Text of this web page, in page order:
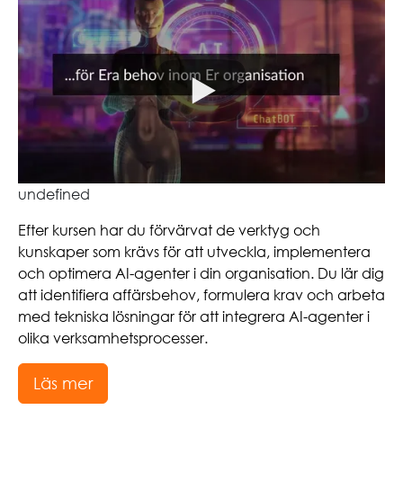
undefined
Efter kursen har du förvärvat de verktyg och
kunskaper som krävs för att utveckla, implementera
och optimera AI-agenter i din organisation. Du lär dig
att identifiera affärsbehov, formulera krav och arbeta
med tekniska lösningar för att integrera AI-agenter i
olika verksamhetsprocesser.
Läs mer